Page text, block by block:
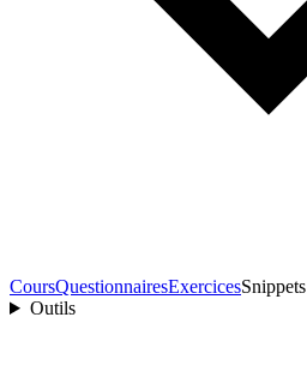
CoursQuestionnairesExercicesSnippets
Outils